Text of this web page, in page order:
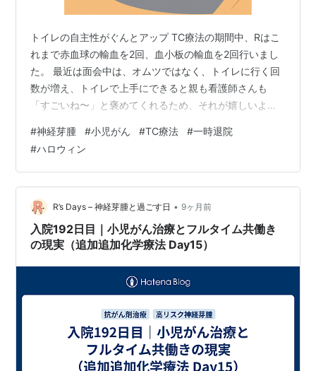
トイレの自主性がぐんとアップ TC療法の期間中、Rはこ
れまで赤血球の輸血を2回、血小板の輸血を2回行いまし
た。 最近は面会中は、オムツではなく、トイレに行く回
数が増え、トイレで上手にできると親も看護師さんも
「すごいね〜」と褒めてくれるため、それが嬉しいよう
れます。 点滴がロックの時は問題ありませんが、点滴に
つながっている時は、尿量の測定もあり、少し大変で
す。それでも、尿量を測るハットの場所を覚えて張り切
ってくれる姿に成長を感じます。 たまにおまけでうんち
も出るようになり、日々の小さな前進が嬉しいです。 た
だ、夜21時を過ぎると突然“トイレ攻撃”…
#神経芽腫 #小児がん #TC療法 #一時退院
#ハロウィン
R’s Days – 神経芽腫と過ごす日 • 9ヶ月前
入院192日目｜小児がん治療とフルタイム共働き
の現実（追加追加化学療法 Day15）